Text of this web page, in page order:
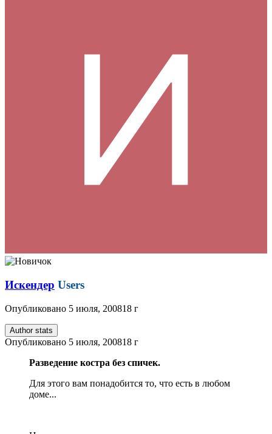
Искендер Users
Опубликовано 5 июля, 200818 г
Author stats
Опубликовано 5 июля, 200818 г
Разведение костра без спичек.
Для этого вам понадобится то, что есть в любом
доме...